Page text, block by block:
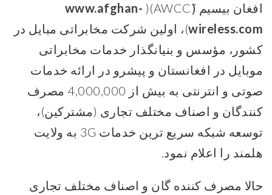
افغان بیسیم (َAWCC)(
www.afghan-
wireless.com)، اولین شرکت مخابراتی مبایل در
کشور، مؤسس و بنیانگذار خدمات مخابراتی
موبایل در افغانستان و پیشرو در ارائه خدمات
صوتی و انترنتی به بیش از 4,000,000 مصرف
کنندگان و اصناف مختلف تجاری (مشترکین)،
توسعه شبکه سریع ترین خدمات 3G به ولایت
هلمند را اعلام نمود.
حالا مصرف کننده گان و اصناف مختلف تجاری